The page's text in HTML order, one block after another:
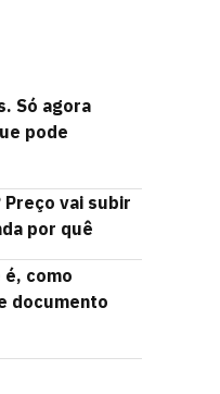
Só agora
pode
Preço vai subir
por quê
como
documento